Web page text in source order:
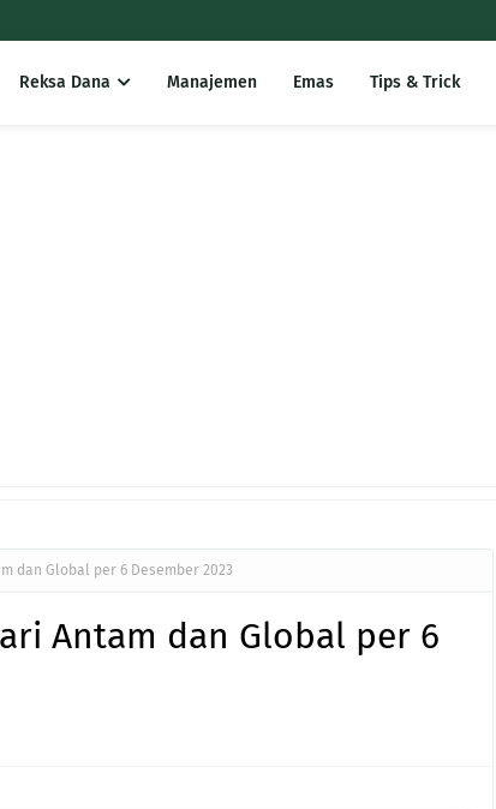
Reksa Dana Manajemen Emas Tips & Trick
dan Global per 6 Desember 2023
Antam dan Global per 6